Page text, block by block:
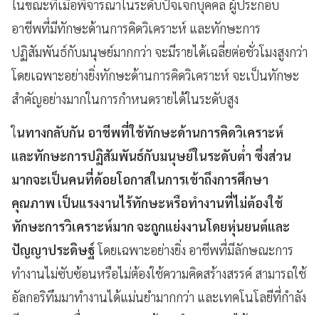
ในขณะที่เมื่อพิจารณาในระดับปัจเจกบุคคล ผู้ประกอบ
อาชีพที่มีทักษะด้านการคิดวิเคราะห์ และทักษะการ
ปฏิสัมพันธ์กับมนุษย์มากกว่า จะมีรายได้เฉลี่ยต่อชั่วโมงสูงกว่า
โดยเฉพาะอย่างยิ่งทักษะด้านการคิดวิเคราะห์ จะเป็นทักษะ
สำคัญอย่างมากในการกำหนดรายได้ในระดับสูง
ในทางกลับกัน อาชีพที่ใช้ทักษะด้านการคิดวิเคราะห์
และทักษะการปฏิสัมพันธ์กับมนุษย์ในระดับต่ำ ซึ่งส่วน
มากจะเป็นคนที่ด้อยโอกาสในการเข้าถึงการศึกษา
คุณภาพ เป็นแรงงานไร้ทักษะหรือทำงานที่ไม่ต้องใช้
ทักษะการวิเคราะห์มาก จะถูกแย่งงานโดยหุ่นยนต์และ
ปัญญาประดิษฐ์โดยเฉพาะอย่างยิ่ง อาชีพที่มีลักษณะการ
ทำงานไม่ซับซ้อนหรือไม่ต้องใช้ความคิดสร้างสรรค์ สามารถใช้
อัลกอริทึมมาทำงานได้แม่นยำมากกว่า และเทคโนโลยีที่กำลัง